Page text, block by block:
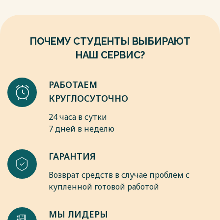
https://cyberleninka.ru/article/n/primenenie-interaktivnyh-
urokah-istorii (дата обращения: 06.10.2025).
Весь текст будет доступенпосле покупки
ПОЧЕМУ СТУДЕНТЫ ВЫБИРАЮТ
НАШ СЕРВИС?
РАБОТАЕМ
КРУГЛОСУТОЧНО
24 часа в сутки
7 дней в неделю
ГАРАНТИЯ
Возврат средств в случае проблем с
купленной готовой работой
МЫ ЛИДЕРЫ